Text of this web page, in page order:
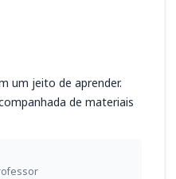
um jeito de aprender.
de materiais